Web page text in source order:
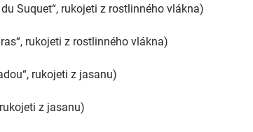
Suquet“, rukojeti z rostlinného vlákna)
rukojeti z rostlinného vlákna)
rukojeti z jasanu)
z jasanu)